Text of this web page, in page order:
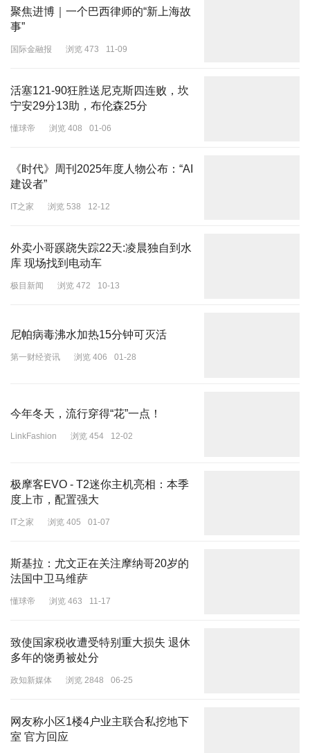
聚焦进博｜一个巴西律师的“新上海故
事”
国际金融报 浏览 473 11-09
活塞121-90狂胜送尼克斯四连败，坎
宁安29分13助，布伦森25分
懂球帝 浏览 408 01-06
《时代》周刊2025年度人物公布：“AI
建设者”
IT之家 浏览 538 12-12
外卖小哥蹊跷失踪22天:凌晨独自到水
库 现场找到电动车
极目新闻 浏览 472 10-13
尼帕病毒沸水加热15分钟可灭活
第一财经资讯 浏览 406 01-28
今年冬天，流行穿得“花”一点！
LinkFashion 浏览 454 12-02
极摩客EVO - T2迷你主机亮相：本季
度上市，配置强大
IT之家 浏览 405 01-07
斯基拉：尤文正在关注摩纳哥20岁的
法国中卫马维萨
懂球帝 浏览 463 11-17
致使国家税收遭受特别重大损失 退休
多年的饶勇被处分
政知新媒体 浏览 2848 06-25
网友称小区1楼4户业主联合私挖地下
室 官方回应